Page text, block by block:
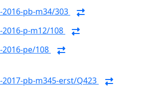
pb-m34/303
p-m12/108
pe/108
pb-m345-erst/Q423